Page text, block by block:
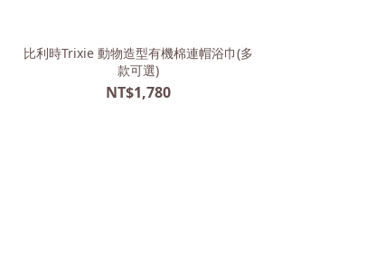
比利時Trixie 動物造型有機棉連帽浴巾(多
款可選)
NT$1,780